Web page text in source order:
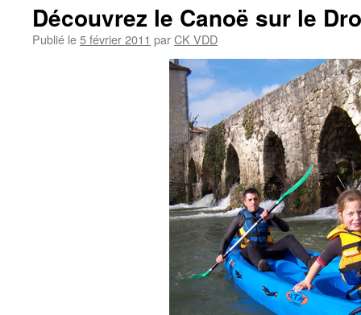
Découvrez le Canoë sur le
Publié le5 février 2011 parCK VDD